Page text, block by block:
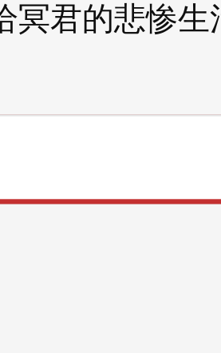
冥君的悲惨生